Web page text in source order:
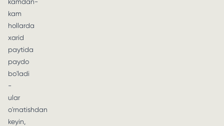
kam
hollarda
xarid
paytida
paydo
bo'ladi
-
ular
o'rnatishdan
keyin,